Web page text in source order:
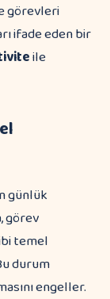
görevleri
ifade eden bir
ile
günlük
görev
temel
durum
engeller.